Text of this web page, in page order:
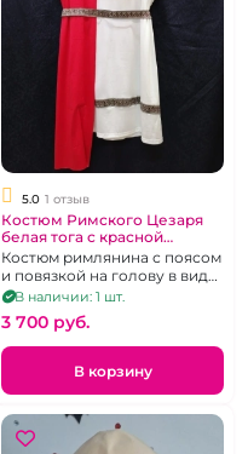
5.0 1 отзыв
Костюм Римского Цезаря
белая тога с красной
накидкой
Костюм римлянина с поясом
и повязкой на голову в виде
золотых листьев лавра р. М
В наличии: 1 шт.
3 700 pуб.
В корзину